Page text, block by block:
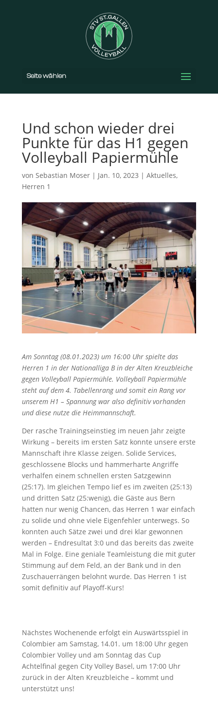
Seite wählen
Und schon wieder drei
Punkte für das H1 gegen
Volleyball Papiermühle
von Sebastian Moser| Jan. 10, 2023 | Aktuelles,
Herren 1
Am Sonntag (08.01.2023) um 16:00 Uhr spielte das
Herren 1 in der Nationalliga B in der Alten Kreuzbleiche
gegen Volleyball Papiermühle. Volleyball Papiermühle
steht auf dem 4. Tabellenrang und somit ein Rang vor
unserem H1 – Spannung war also definitiv vorhanden
und diese nutze die Heimmannschaft.
Der rasche Trainingseinstieg im neuen Jahr zeigte
Wirkung – bereits im ersten Satz konnte unsere erste
Mannschaft ihre Klasse zeigen. Solide Services,
geschlossene Blocks und hammerharte Angriffe
verhalfen einem schnellen ersten Satzgewinn
(25:17). Im gleichen Tempo lief es im zweiten (25:13)
und dritten Satz (25:wenig), die Gäste aus Bern
hatten nur wenig Chancen, das Herren 1 war einfach
zu solide und ohne viele Eigenfehler unterwegs. So
konnten auch Sätze zwei und drei klar gewonnen
werden – Endresultat 3:0 und das bereits das zweite
Mal in Folge. Eine geniale Teamleistung die mit guter
Stimmung auf dem Feld, an der Bank und in den
Zuschauerrängen belohnt wurde. Das Herren 1 ist
somit definitiv auf Playoff-Kurs!
Nächstes Wochenende erfolgt ein Auswärtsspiel in
Colombier am Samstag, 14.01. um 18:00 Uhr gegen
Colombier Volley und am Sonntag das Cup
Achtelfinal gegen City Volley Basel, um 17:00 Uhr
zurück in der Alten Kreuzbleiche – kommt und
unterstützt uns!